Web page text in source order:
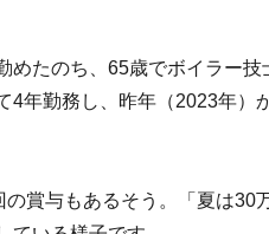
めたのち、65歳でボイラー
4年勤務し、昨年（2023年）
賞与もあるそう。「夏は30